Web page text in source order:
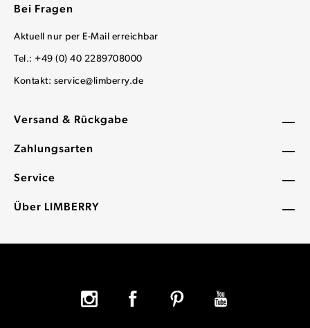
Versand & Rückgabe
Zahlungsarten
Service
Über LIMBERRY
Bei Fragen
Aktuell nur per E-Mail erreichbar
Tel.: +49 (0) 40 2289708000
Kontakt: service@limberry.de